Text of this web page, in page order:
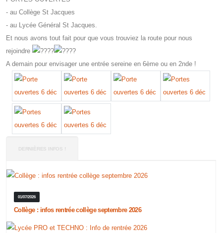
- au Collège St Jacques
- au Lycée Général St Jacques.
Et nous avons tout fait pour que vous trouviez la route pour nous
rejoindre
A demain pour envisager une entrée sereine en 6ème ou en 2nde !
DERNIÈRES INFOS !
01/07/2026
Collège : infos rentrée collège septembre 2026